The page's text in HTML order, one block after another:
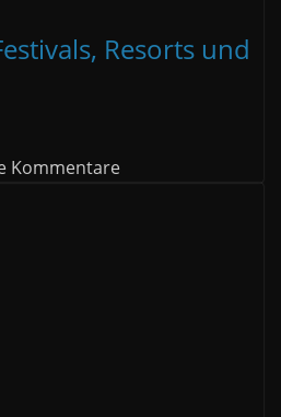
Resorts und
Kommentare